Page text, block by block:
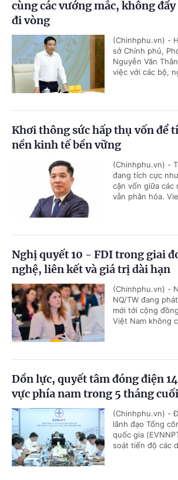
cùng các vướng mắc, không
đi vòng
(Chinhphu.vn) -
sở Chính phủ,
Nguyễn Văn
việc với các bộ,
Khơi thông sức hấp thụ vốn để
nền kinh tế bền vững
(Chinhphu.vn) -
đang tích cực
cận vốn giữa các
vẫn phân hóa.
Nghị quyết 10 - FDI trong giai
nghệ, liên kết và giá trị dài hạn
(Chinhphu.vn) -
NQ/TW đang
mới tới cộng
Việt Nam không
Dồn lực, quyết tâm đóng điện
vực phía nam trong 5 tháng
(Chinhphu.vn) -
lãnh đạo Tổng
quốc gia
soát tiến độ các